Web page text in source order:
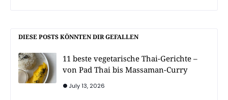
DIESE POSTS KÖNNTEN DIR GEFALLEN
11 beste vegetarische Thai-Gerichte –
von Pad Thai bis Massaman-Curry
July 13, 2026